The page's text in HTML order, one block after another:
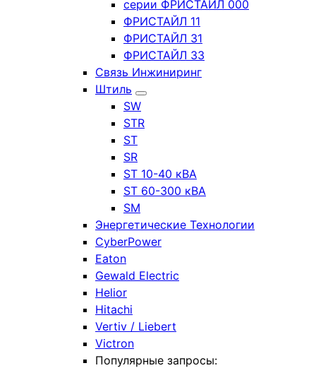
серии ФРИСТАЙЛ 000
ФРИСТАЙЛ 11
ФРИСТАЙЛ 31
ФРИСТАЙЛ 33
Связь Инжиниринг
Штиль
SW
STR
ST
SR
ST 10-40 кВА
ST 60-300 кВА
SM
Энергетические Технологии
CyberPower
Eaton
Gewald Electric
Helior
Hitachi
Vertiv / Liebert
Victron
Популярные запросы: